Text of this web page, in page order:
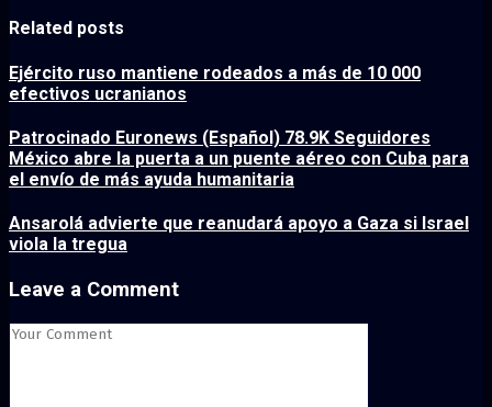
Related posts
Ejército ruso mantiene rodeados a más de 10 000
efectivos ucranianos
Patrocinado Euronews (Español) 78.9K Seguidores
México abre la puerta a un puente aéreo con Cuba para
el envío de más ayuda humanitaria
Ansarolá advierte que reanudará apoyo a Gaza si Israel
viola la tregua
Leave a Comment